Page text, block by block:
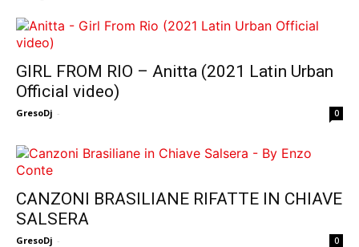
GIRL FROM RIO – Anitta (2021 Latin Urban
Official video)
GresoDj - 0
CANZONI BRASILIANE RIFATTE IN CHIAVE
SALSERA
GresoDj - 0